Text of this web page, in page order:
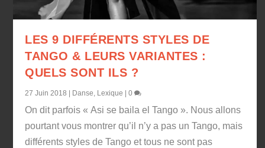
LES 9 DIFFÉRENTS STYLES DE
TANGO & LEURS VARIANTES :
QUELS SONT ILS ?
27 Juin 2018 Danse, Lexique |0
On dit parfois « Asi se baila el Tango ». Nous allons
pourtant vous montrer qu’il n’y a pas un Tango, mais
différents styles de Tango et tous ne sont pas